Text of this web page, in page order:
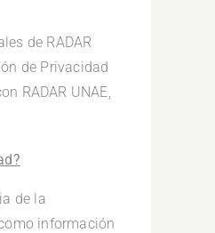
de RADAR
de Privacidad
RADAR UNAE,
de la
información